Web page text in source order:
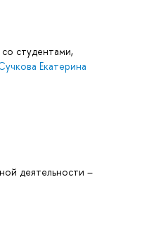
студентами,
Екатерина
деятельности –